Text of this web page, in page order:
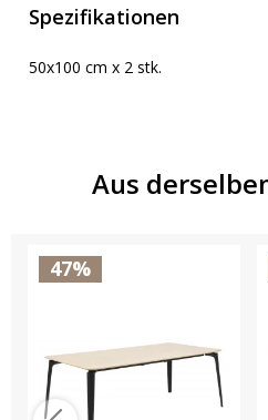
Spezifikationen
50x100 cm x 2 stk.
Aus
47%